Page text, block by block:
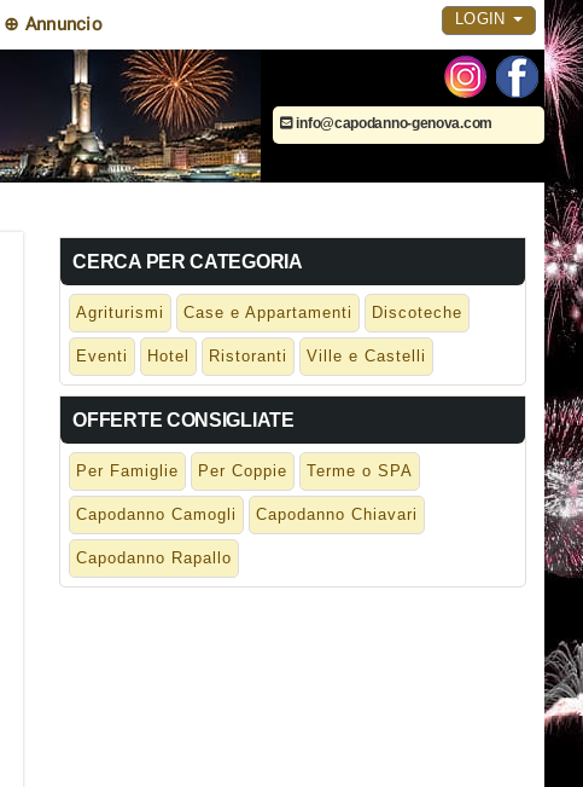
⊕ Annuncio LOGIN
info@capodanno-genova.com
CERCA PER CATEGORIA
Agriturismi Case e Appartamenti Discoteche
Eventi Hotel Ristoranti Ville e Castelli
OFFERTE CONSIGLIATE
Per Famiglie Per Coppie Terme o SPA
Capodanno Camogli Capodanno Chiavari
Capodanno Rapallo